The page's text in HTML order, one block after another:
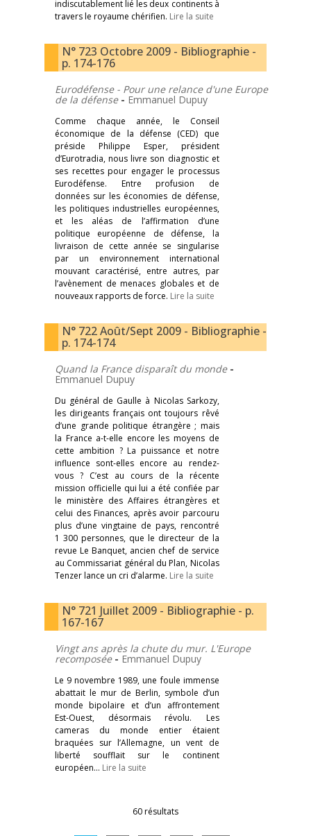
indiscutablement lié les deux continents à
travers le royaume chérifien. Lire la suite
N° 723 Octobre 2009 - Bibliographie -
p. 174-176
Eurodéfense - Pour une relance d'une Europe
de la défense - Emmanuel Dupuy
Comme chaque année, le Conseil
économique de la défense (CED) que
préside Philippe Esper, président
d’Eurotradia, nous livre son diagnostic et
ses recettes pour engager le processus
Eurodéfense. Entre profusion de
données sur les économies de défense,
les politiques industrielles européennes,
et les aléas de l’affirmation d’une
politique européenne de défense, la
livraison de cette année se singularise
par un environnement international
mouvant caractérisé, entre autres, par
l’avènement de menaces globales et de
nouveaux rapports de force. Lire la suite
N° 722 Août/Sept 2009 - Bibliographie -
p. 174-174
Quand la France disparaît du monde -
Emmanuel Dupuy
Du général de Gaulle à Nicolas Sarkozy,
les dirigeants français ont toujours rêvé
d’une grande politique étrangère ; mais
la France a-t-elle encore les moyens de
cette ambition ? La puissance et notre
influence sont-elles encore au rendez-
vous ? C’est au cours de la récente
mission officielle qui lui a été confiée par
le ministère des Affaires étrangères et
celui des Finances, après avoir parcouru
plus d’une vingtaine de pays, rencontré
1 300 personnes, que le directeur de la
revue Le Banquet, ancien chef de service
au Commissariat général du Plan, Nicolas
Tenzer lance un cri d’alarme. Lire la suite
N° 721 Juillet 2009 - Bibliographie - p.
167-167
Vingt ans après la chute du mur. L'Europe
recomposée - Emmanuel Dupuy
Le 9 novembre 1989, une foule immense
abattait le mur de Berlin, symbole d’un
monde bipolaire et d’un affrontement
Est-Ouest, désormais révolu. Les
cameras du monde entier étaient
braquées sur l’Allemagne, un vent de
liberté soufflait sur le continent
européen… Lire la suite
60 résultats